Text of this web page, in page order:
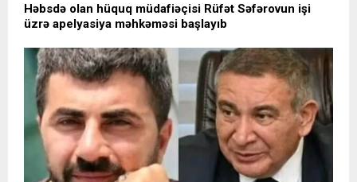
Həbsdə olan hüquq müdafiəçisi Rüfət Səfərovun işi
üzrə apelyasiya məhkəməsi başlayıb